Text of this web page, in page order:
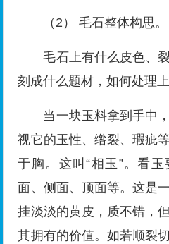
（2） 毛石整体构思。
毛石上有什么皮色、
刻成什么题材，如何处理上
当一块玉料拿到手中
视它的玉性、绺裂、瑕疵
于胸。这叫“相玉”。看
面、侧面、顶面等。这是
挂淡淡的黄皮，质不错，
其拥有的价值。如若顺裂